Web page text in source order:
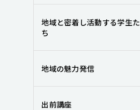
地域と密着し活動する学生た
ち
地域の魅力発信
出前講座